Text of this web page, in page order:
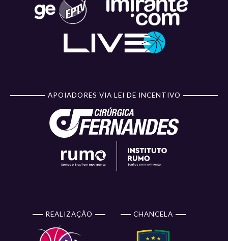
APOIADORES VIA LEI DE INCENTIVO
REALIZAÇÃO CHANCELA